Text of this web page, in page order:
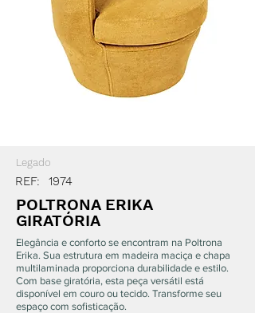
REF: 1974
Legado
POLTRONA ERIKA
GIRATÓRIA
Elegância e conforto se encontram na Poltrona
Erika. Sua estrutura em madeira maciça e chapa
multilaminada proporciona durabilidade e estilo.
Com base giratória, esta peça versátil está
disponível em couro ou tecido. Transforme seu
espaço com sofisticação.